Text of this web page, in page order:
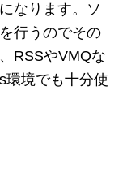
なります。ソ
行うのでその
RSSやVMQな
環境でも十分使